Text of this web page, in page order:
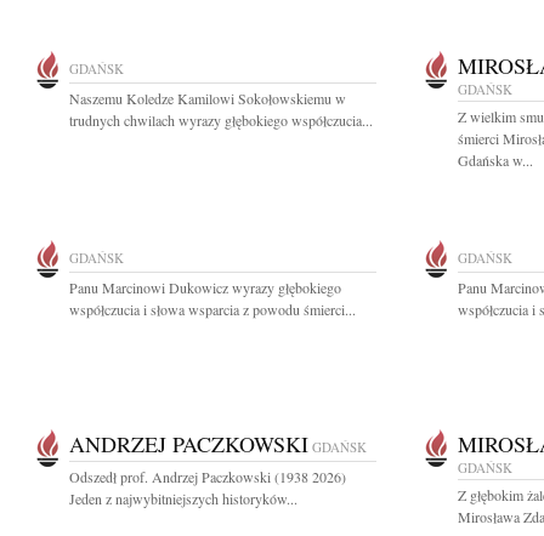
GDAŃSK
Naszemu Koledze Kamilowi Sokołowskiemu w
trudnych chwilach wyrazy głębokiego współczucia...
GDAŃSK
Z wielkim
śmierci
Gdańska w...
GDAŃSK
Panu Marcinowi Dukowicz wyrazy głębokiego
współczucia i słowa wsparcia z powodu śmierci...
GDAŃSK
Panu
współczucia i
ANDRZEJ PACZKOWSKI GDAŃSK
Odszedł prof. Andrzej Paczkowski (1938 2026)
Jeden z najwybitniejszych historyków...
GDAŃSK
Z głębokim
Mirosława